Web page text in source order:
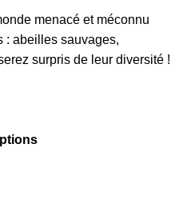
menacé et méconnu
: abeilles sauvages,
surpris de leur diversité !